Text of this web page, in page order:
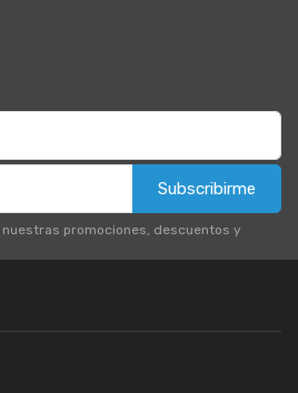
Subscribirme
promociones, descuentos y